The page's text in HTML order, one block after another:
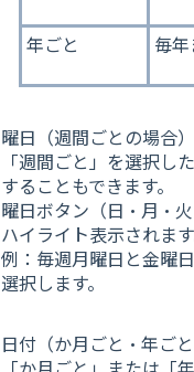
年ごと 毎
曜日（週間ごとの場合）
「週間ごと」を選択し
することもできます。
曜日ボタン（日・月・
ハイライト表示されます
例：毎週月曜日と金曜
選択します。
日付（か月ごと・年ごと